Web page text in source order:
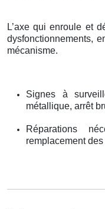
L’axe qui enroule et
dysfonctionnements,
mécanisme.
Signes à
métallique, arrêt
Réparations
remplacement